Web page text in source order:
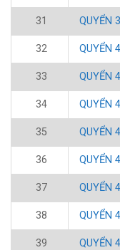
31 QUYỂN
32 QUYỂN
33 QUYỂN
34 QUYỂN
35 QUYỂN
36 QUYỂN
37 QUYỂN
38 QUYỂN
39 QUYỂN